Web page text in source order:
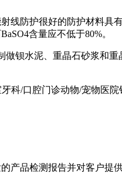
线防护很好的防护材料具
含量应不低于80%。
做钡水泥、重晶石砂浆和
科/口腔门诊动物/宠物医
产品检测报告并对客户